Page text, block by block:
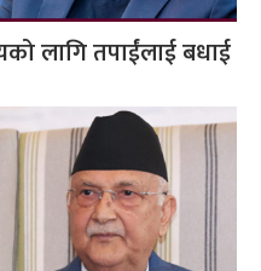
लागि तपाईंलाई बधाई